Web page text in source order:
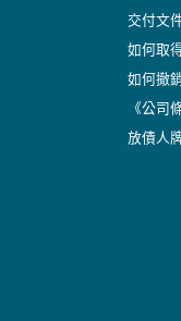
交付文
如何取
如何撤
《公司
放債人